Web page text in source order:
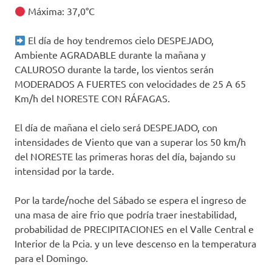
Máxima: 37,0°C
El día de hoy tendremos cielo DESPEJADO,
Ambiente AGRADABLE durante la mañana y
CALUROSO durante la tarde, los vientos serán
MODERADOS A FUERTES con velocidades de 25 A 65
Km/h del NORESTE CON RÁFAGAS.
El día de mañana el cielo será DESPEJADO, con
intensidades de Viento que van a superar los 50 km/h
del NORESTE las primeras horas del día, bajando su
intensidad por la tarde.
Por la tarde/noche del Sábado se espera el ingreso de
una masa de aire frio que podría traer inestabilidad,
probabilidad de PRECIPITACIONES en el Valle Central e
Interior de la Pcia. y un leve descenso en la temperatura
para el Domingo.